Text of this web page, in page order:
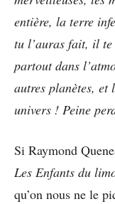
entière, la terre
tu l’auras fait, il te
partout dans
autres planètes, et
univers ! Peine
Si Raymond
Les Enfants du
qu’on nous ne le